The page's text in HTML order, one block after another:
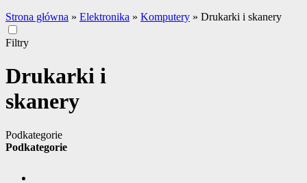
Strona główna » Elektronika » Komputery » Drukarki i skanery
Filtry
Drukarki i
skanery
Podkategorie
Podkategorie